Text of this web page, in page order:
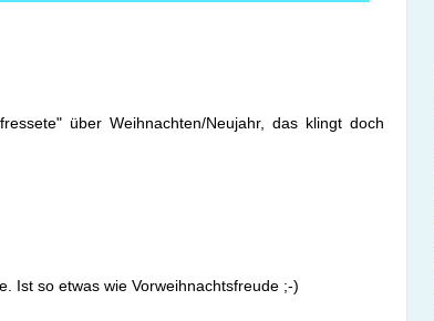
über Weihnachten/Neujahr, das klingt doch
Ist so etwas wie Vorweihnachtsfreude ;-)